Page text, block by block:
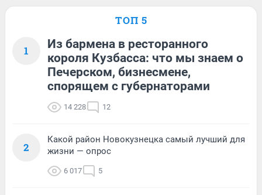
ТОП 5
1
Из бармена в ресторанного
короля Кузбасса: что мы знаем о
Печерском, бизнесмене,
спорящем с губернаторами
14 228 12
2
Какой район Новокузнецка самый лучший для
жизни — опрос
6 017 5